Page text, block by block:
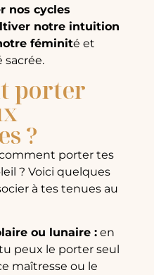
nos cycles
notre intuition
féminité et
porter
?
porter tes
? Voici quelques
à tes tenues au
ou lunaire : en
peux le porter seul
maîtresse ou le